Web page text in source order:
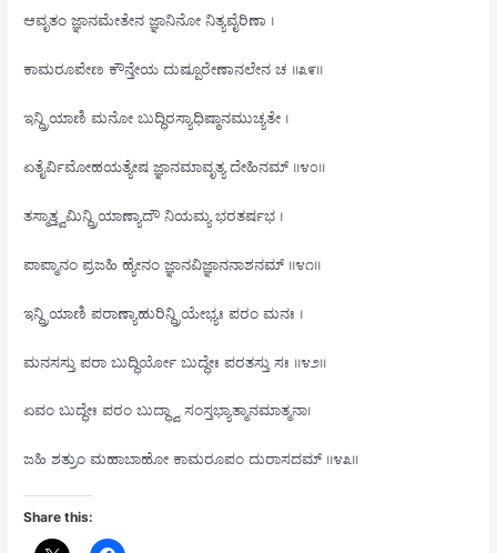
ಆವೃತಂ ಜ್ಞಾನಮೇತೇನ ಜ್ಞಾನಿನೋ ನಿತ್ಯವೈರಿಣಾ ।
ಕಾಮರೂಪೇಣ ಕೌನ್ತೇಯ ದುಷ್ಪೂರೇಣಾನಲೇನ ಚ ॥೩೯॥
ಇನ್ದ್ರಿಯಾಣಿ ಮನೋ ಬುದ್ಧಿರಸ್ಯಾಧಿಷ್ಠಾನಮುಚ್ಯತೇ ।
ಏತೈರ್ವಿಮೋಹಯತ್ಯೇಷ ಜ್ಞಾನಮಾವೃತ್ಯ ದೇಹಿನಮ್ ॥೪೦॥
ತಸ್ಮಾತ್ತ್ವಮಿನ್ದ್ರಿಯಾಣ್ಯಾದೌ ನಿಯಮ್ಯ ಭರತರ್ಷಭ ।
ಪಾಪ್ಮಾನಂ ಪ್ರಜಹಿ ಹ್ಯೇನಂ ಜ್ಞಾನವಿಜ್ಞಾನನಾಶನಮ್ ॥೪೧॥
ಇನ್ದ್ರಿಯಾಣಿ ಪರಾಣ್ಯಾಹುರಿನ್ದ್ರಿಯೇಭ್ಯಃ ಪರಂ ಮನಃ ।
ಮನಸಸ್ತು ಪರಾ ಬುದ್ಧಿರ್ಯೋ ಬುದ್ಧೇಃ ಪರತಸ್ತು ಸಃ ॥೪೨॥
ಏವಂ ಬುದ್ಧೇಃ ಪರಂ ಬುದ್ಧ್ವಾ ಸಂಸ್ತಭ್ಯಾತ್ಮಾನಮಾತ್ಮನಾ।
ಜಹಿ ಶತ್ರುಂ ಮಹಾಬಾಹೋ ಕಾಮರೂಪಂ ದುರಾಸದಮ್ ॥೪೩॥
Share this: